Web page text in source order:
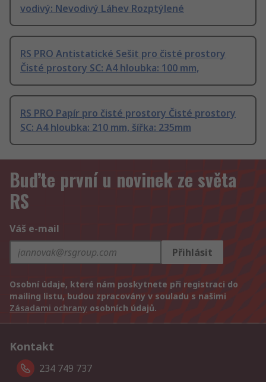
vodivý: Nevodivý Láhev Rozptýlené
RS PRO Antistatické Sešit pro čisté prostory
Čisté prostory SC: A4 hloubka: 100 mm,
RS PRO Papír pro čisté prostory Čisté prostory
SC: A4 hloubka: 210 mm, šířka: 235mm
Buďte první u novinek ze světa
RS
Váš e-mail
Přihlásit
Osobní údaje, které nám poskytnete při registraci do
mailing listu, budou zpracovány v souladu s našimi
Zásadami ochrany osobních údajů.
Kontakt
234 749 737